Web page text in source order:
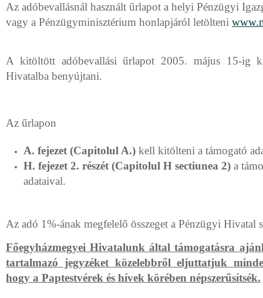
Az adóbevallásnál használt űrlapot a helyi Pénzügyi
vagy a Pénzügyminisztérium honlapjáról letölteni
A kitöltött adóbevallási űrlapot 2005. május 15-ig
Hivatalba benyújtani.
Az űrlapon
A. fejezet (Capitolul A.) kell kitölteni a támogató
H. fejezet 2. részét (Capitolul H sectiunea 2) a
adataival.
Az adó 1%-ának megfelelő összeget a Pénzügyi Hivatal
Főegyházmegyei Hivatalunk által támogatásra
tartalmazó jegyzéket közelebbről eljuttatjuk
hogy a Paptestvérek és hívek körében népszerűsítsék.